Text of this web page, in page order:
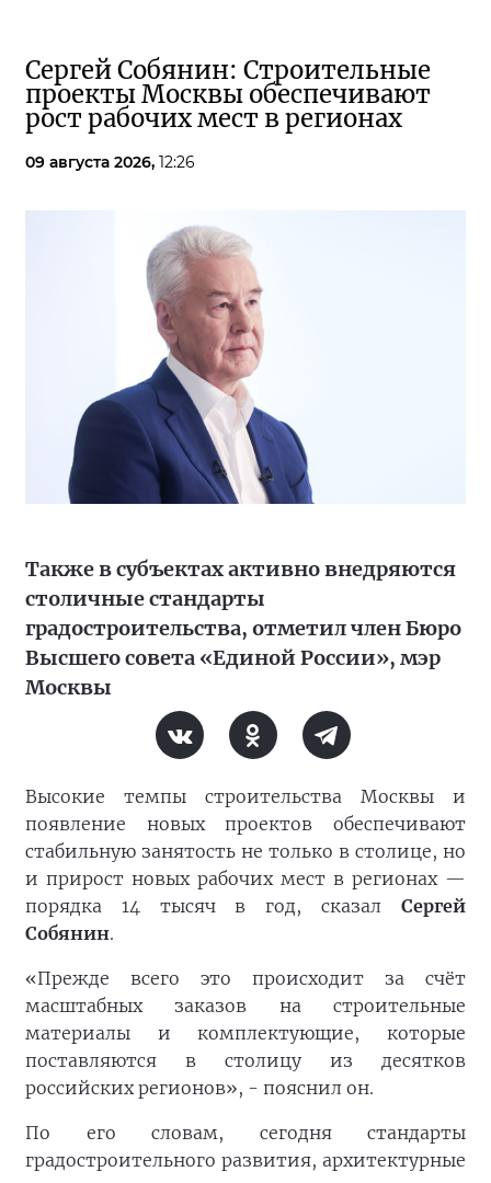
Сергей Собянин: Строительные
проекты Москвы обеспечивают
рост рабочих мест в регионах
09 августа 2026, 12:26
Также в субъектах активно внедряются
столичные стандарты
градостроительства, отметил член Бюро
Высшего совета «Единой России», мэр
Москвы
Высокие темпы строительства Москвы и
появление новых проектов обеспечивают
стабильную занятость не только в столице, но
и прирост новых рабочих мест в регионах —
порядка 14 тысяч в год, сказал Сергей
Собянин.
«Прежде всего это происходит за счёт
масштабных заказов на строительные
материалы и комплектующие, которые
поставляются в столицу из десятков
российских регионов», - пояснил он.
По его словам, сегодня стандарты
градостроительного развития, архитектурные